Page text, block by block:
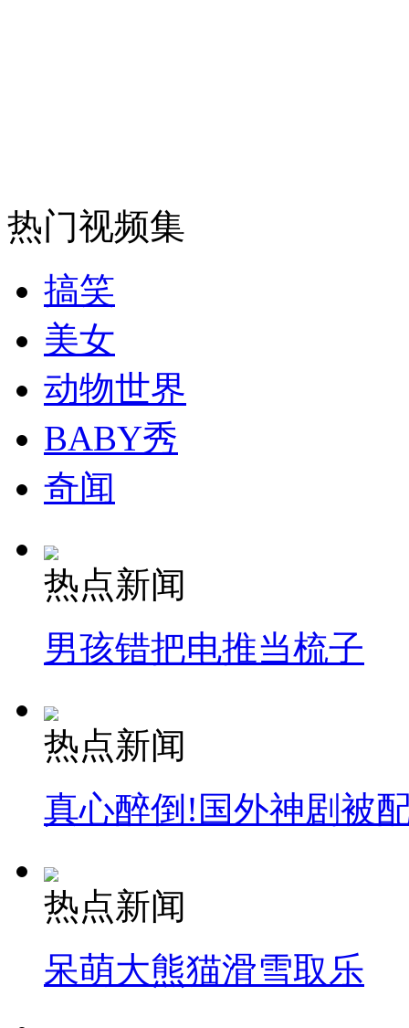
热门视频集
搞笑
美女
动物世界
BABY秀
奇闻
热点新闻
男孩错把电推当梳子
热点新闻
真心醉倒!国外神剧被
热点新闻
呆萌大熊猫滑雪取乐